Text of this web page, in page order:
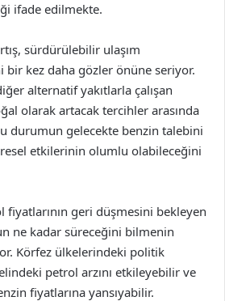
ifade edilmekte.
sürdürülebilir ulaşım
kez daha gözler önüne seriyor.
alternatif yakıtlarla çalışan
olarak artacak tercihler arasında
durumun gelecekte benzin talebini
etkilerinin olumlu olabileceğini
geri düşmesini bekleyen
ne kadar süreceğini bilmenin
Körfez ülkelerindeki politik
petrol arzını etkileyebilir ve
fiyatlarına yansıyabilir.